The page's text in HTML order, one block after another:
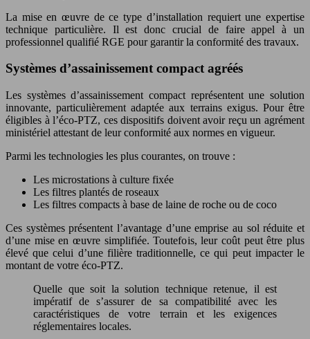
La mise en œuvre de ce type d’installation requiert une expertise
technique particulière. Il est donc crucial de faire appel à un
professionnel qualifié RGE pour garantir la conformité des travaux.
Systèmes d’assainissement compact agréés
Les systèmes d’assainissement compact représentent une solution
innovante, particulièrement adaptée aux terrains exigus. Pour être
éligibles à l’éco-PTZ, ces dispositifs doivent avoir reçu un agrément
ministériel attestant de leur conformité aux normes en vigueur.
Parmi les technologies les plus courantes, on trouve :
Les microstations à culture fixée
Les filtres plantés de roseaux
Les filtres compacts à base de laine de roche ou de coco
Ces systèmes présentent l’avantage d’une emprise au sol réduite et
d’une mise en œuvre simplifiée. Toutefois, leur coût peut être plus
élevé que celui d’une filière traditionnelle, ce qui peut impacter le
montant de votre éco-PTZ.
Quelle que soit la solution technique retenue, il est
impératif de s’assurer de sa compatibilité avec les
caractéristiques de votre terrain et les exigences
réglementaires locales.